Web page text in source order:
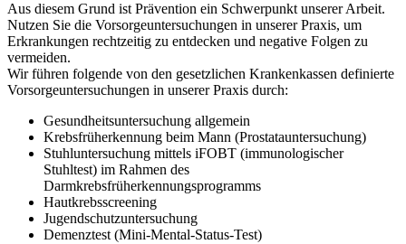
Aus diesem Grund ist Prävention ein Schwerpunkt unserer Arbeit.
Nutzen Sie die Vorsorgeuntersuchungen in unserer Praxis, um
Erkrankungen rechtzeitig zu entdecken und negative Folgen zu
vermeiden.
Wir führen folgende von den gesetzlichen Krankenkassen definierte
Vorsorgeuntersuchungen in unserer Praxis durch:
Gesundheitsuntersuchung allgemein
Krebsfrüherkennung beim Mann (Prostatauntersuchung)
Stuhluntersuchung mittels iFOBT (immunologischer
Stuhltest) im Rahmen des
Darmkrebsfrüherkennungsprogramms
Hautkrebsscreening
Jugendschutzuntersuchung
Demenztest (Mini-Mental-Status-Test)